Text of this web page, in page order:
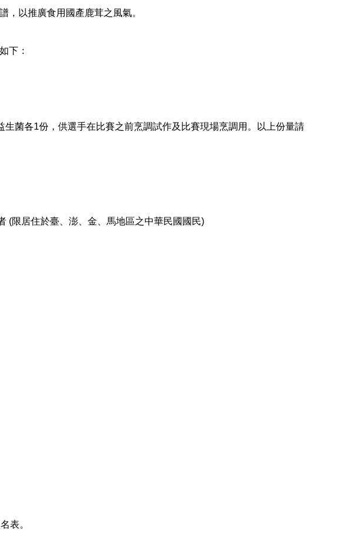
，以推廣食用國產鹿茸之風氣。
下：
菌各1份，供選手在比賽之前烹調試作及比賽現場烹調用。以上份量請
(限居住於臺、澎、金、馬地區之中華民國國民)
表。